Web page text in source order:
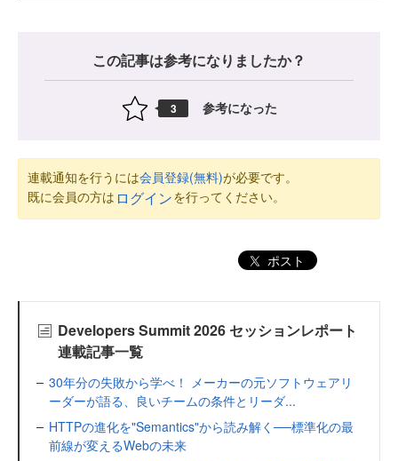
この記事は参考になりましたか？
3 参考になった
連載通知を行うには会員登録(無料)が必要です。
既に会員の方は ログインを行ってください。
ポスト
Developers Summit 2026 セッションレポート
連載記事一覧
30年分の失敗から学べ！ メーカーの元ソフトウェアリ
ーダーが語る、良いチームの条件とリーダ...
HTTPの進化を"Semantics"から読み解く──標準化の最
前線が変えるWebの未来